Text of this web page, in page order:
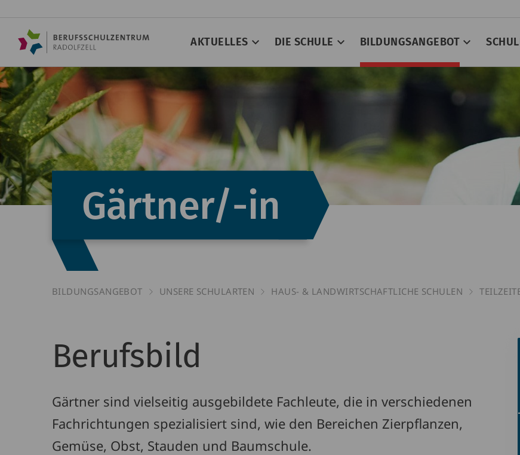
AKTUELLES DIE SCHULE BILDUNGSANGEBOT
Gärtner/-in
BILDUNGSANGEBOT UNSERE SCHULARTEN HAUS- & LANDWIRT­SCHAFTLICHE SCHULEN
Gärtner/-
in
Berufsbild
Gärtner sind vielseitig ausgebildete Fachleute, die in verschiedenen
Fachrichtungen spezialisiert sind, wie den Bereichen Zierpflanzen,
Gemüse, Obst, Stauden und Baumschule.